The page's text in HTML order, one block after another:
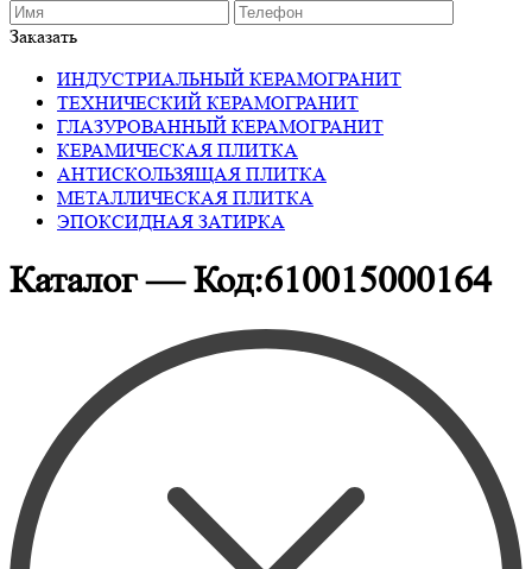
Заказать
ИНДУСТРИАЛЬНЫЙ КЕРАМОГРАНИТ
ТЕХНИЧЕСКИЙ КЕРАМОГРАНИТ
ГЛАЗУРОВАННЫЙ КЕРАМОГРАНИТ
КЕРАМИЧЕСКАЯ ПЛИТКА
АНТИСКОЛЬЗЯЩАЯ ПЛИТКА
МЕТАЛЛИЧЕСКАЯ ПЛИТКА
ЭПОКСИДНАЯ ЗАТИРКА
Каталог — Код:610015000164